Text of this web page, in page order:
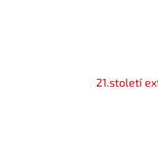
21.století